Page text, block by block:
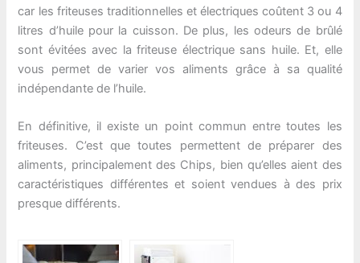
car les friteuses traditionnelles et électriques coûtent 3 ou 4
litres d’huile pour la cuisson. De plus, les odeurs de brûlé
sont évitées avec la friteuse électrique sans huile. Et, elle
vous permet de varier vos aliments grâce à sa qualité
indépendante de l’huile.
En définitive, il existe un point commun entre toutes les
friteuses. C’est que toutes permettent de préparer des
aliments, principalement des Chips, bien qu’elles aient des
caractéristiques différentes et soient vendues à des prix
presque différents.